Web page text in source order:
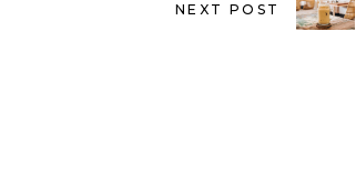
NEXT POST